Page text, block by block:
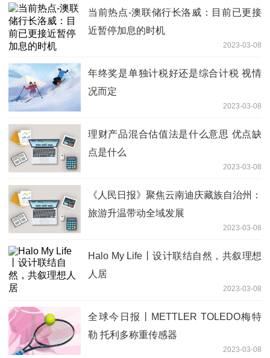
当前热点-澳联储行长洛威：目前已更接
近暂停加息的时机
2023-03-08
年终奖是单独计税好还是综合计税 视情
况而定
2023-03-08
理财产品混合估值法是什么意思 优点缺
点是什么
2023-03-08
《人民日报》聚焦云南迪庆藏族自治州：
旅游升温带动全域发展
2023-03-08
Halo My Life丨设计联结自然，共叙理想
人居
2023-03-08
全球今日报丨METTLER TOLEDO梅特
勒 托利多称重传感器
2023-03-08